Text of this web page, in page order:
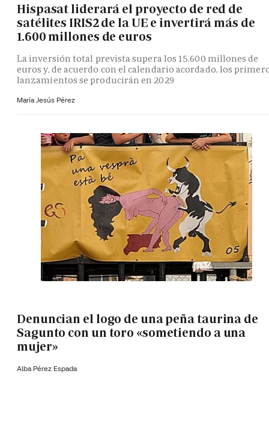
Hispasat liderará el proyecto de red de
satélites IRIS2 de la UE e invertirá más de
1.600 millones de euros
La inversión total prevista supera los 15.600 millones de
euros y, de acuerdo con el calendario acordado, los
lanzamientos se producirán en 2029
María Jesús Pérez
Denuncian el logo de una peña taurina de
Sagunto con un toro «sometiendo a una
mujer»
Alba Pérez Espada